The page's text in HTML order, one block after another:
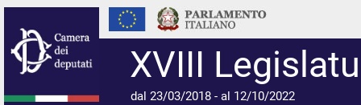
XVIII
dal 23/03/2018 - al 12/10/2022